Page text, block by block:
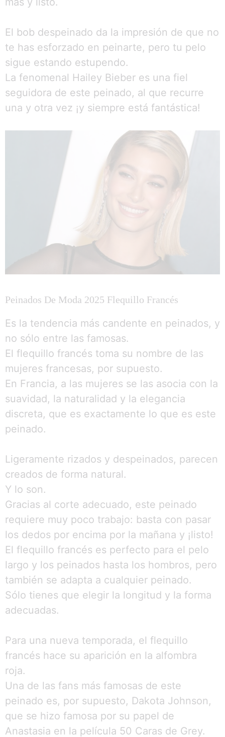
El bob despeinado da la impresión de que no
te has esforzado en peinarte, pero tu pelo
sigue estando estupendo.
La fenomenal Hailey Bieber es una fiel
seguidora de este peinado, al que recurre
una y otra vez ¡y siempre está fantástica!
Peinados De Moda 2025 Flequillo Francés
Es la tendencia más candente en peinados, y
no sólo entre las famosas.
El flequillo francés toma su nombre de las
mujeres francesas, por supuesto.
En Francia, a las mujeres se las asocia con la
suavidad, la naturalidad y la elegancia
discreta, que es exactamente lo que es este
peinado.
Ligeramente rizados y despeinados, parecen
creados de forma natural.
Y lo son.
Gracias al corte adecuado, este peinado
requiere muy poco trabajo: basta con pasar
los dedos por encima por la mañana y ¡listo!
El flequillo francés es perfecto para el pelo
largo y los peinados hasta los hombros, pero
también se adapta a cualquier peinado.
Sólo tienes que elegir la longitud y la forma
adecuadas.
Para una nueva temporada, el flequillo
francés hace su aparición en la alfombra
roja.
Una de las fans más famosas de este
peinado es, por supuesto, Dakota Johnson,
que se hizo famosa por su papel de
Anastasia en la película 50 Caras de Grey.